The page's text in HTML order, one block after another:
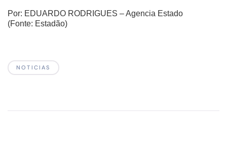
Por: EDUARDO RODRIGUES – Agencia Estado
(Fonte: Estadão)
NOTICIAS